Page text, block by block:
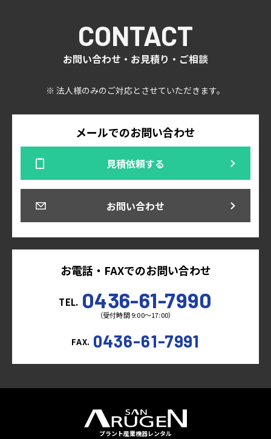
CONTACT
お問い合わせ・お見積り・ご相談
※ 法人様のみのご対応とさせていただきます。
メールでのお問い合わせ
見積依頼する
お問い合わせ
お電話・FAXでのお問い合わせ
TEL. 0436-61-7990
（受付時間 9:00～17:00）
FAX. 0436-61-7991
プラント産業機器レンタル